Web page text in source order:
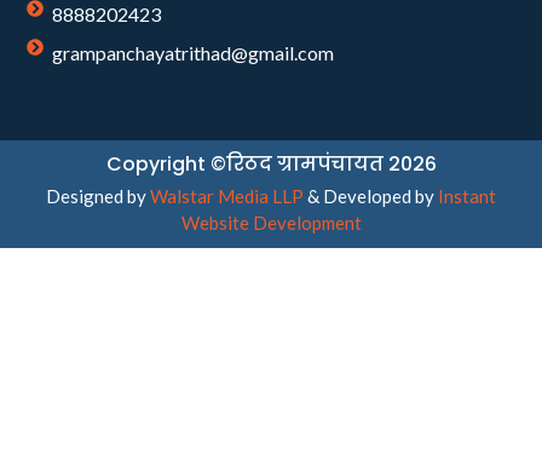
8888202423
grampanchayatrithad@gmail.com
Copyright ©रिठद ग्रामपंचायत 2026
Designed byWalstar Media LLP & Developed by Instant
Website Development